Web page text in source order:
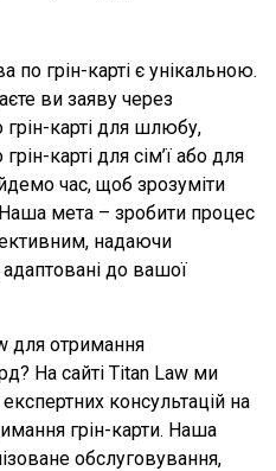
грін-карті є унікальною.
ви заяву через
грін-карті для шлюбу,
карті для сім’ї або для
час, щоб зрозуміти
мета – зробити процес
надаючи
адаптовані до вашої
для отримання
На сайті Titan Law ми
консультацій на
грін-карти. Наша
обслуговування,